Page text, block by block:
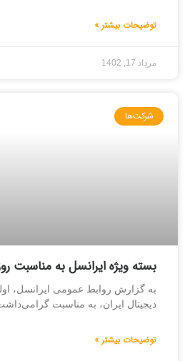
توضیحات بیشتر »
مرداد 17, 1402
شرکت‌ها
بسته ویژه ایرانسل به مناسبت
به گزارش روابط عمومی ایرانسل،
دیجیتال ایران، به مناسبت
توضیحات بیشتر »